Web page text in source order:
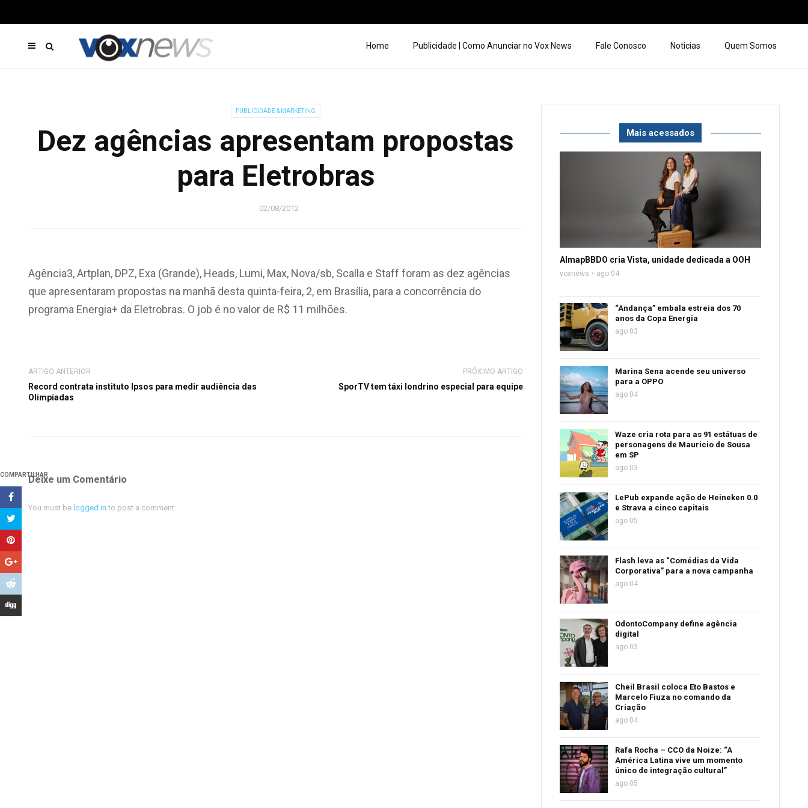
Home Publicidade | Como Anunciar no Vox News Fale Conosco Noticias Quem Somos
PUBLICIDADE & MARKETING
Dez agências apresentam propostas
para Eletrobras
02/08/2012
COMPARTILHAR
Agência3, Artplan, DPZ, Exa (Grande), Heads, Lumi, Max, Nova/sb, Scalla e Staff foram as dez agências
que apresentaram propostas na manhã desta quinta-feira, 2, em Brasília, para a concorrência do
programa Energia+ da Eletrobras. O job é no valor de R$ 11 milhões.
ARTIGO ANTERIOR
Record contrata instituto Ipsos para medir audiência das
Olimpíadas
PRÓXIMO ARTIGO
SporTV tem táxi londrino especial para equipe
Deixe um Comentário
You must be logged in to post a comment.
Mais acessados
AlmapBBDO cria Vista, unidade dedicada a OOH
voxnews ago 04
“Andança” embala estreia dos 70
anos da Copa Energia
ago 03
Marina Sena acende seu universo
para a OPPO
ago 04
Waze cria rota para as 91 estátuas de
personagens de Mauricio de Sousa
em SP
ago 03
LePub expande ação de Heineken 0.0
e Strava a cinco capitais
ago 05
Flash leva as “Comédias da Vida
Corporativa” para a nova campanha
ago 04
OdontoCompany define agência
digital
ago 03
Cheil Brasil coloca Eto Bastos e
Marcelo Fiuza no comando da
Criação
ago 04
Rafa Rocha – CCO da Noize: “A
América Latina vive um momento
único de integração cultural”
ago 05